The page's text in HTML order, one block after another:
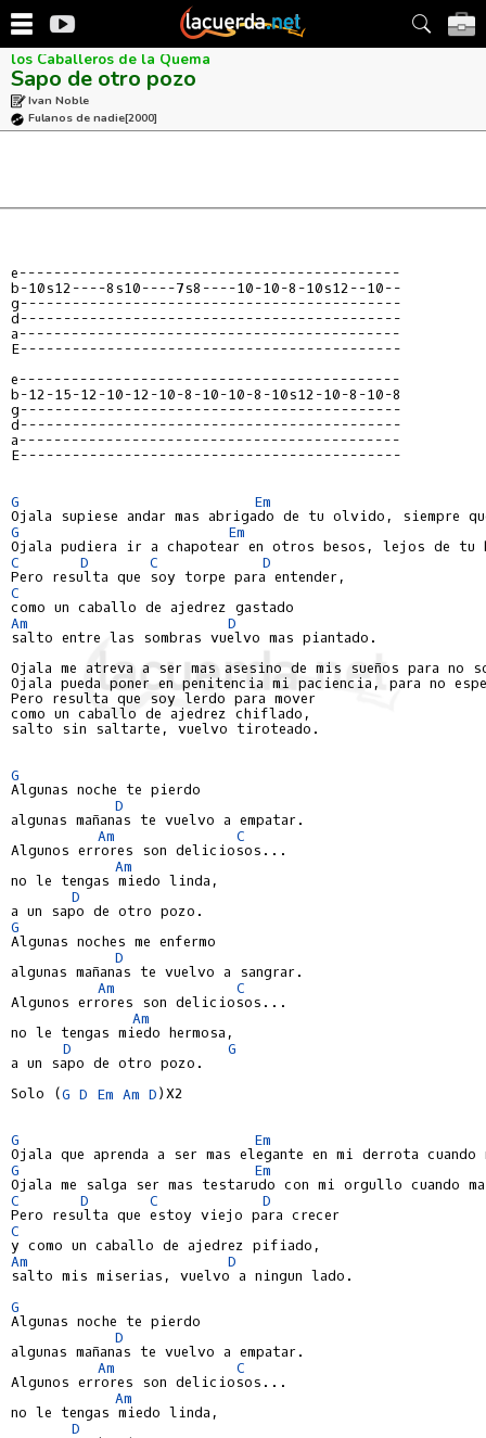
los Caballeros de la Quema
Sapo de otro pozo
Ivan Noble
Fulanos de nadie[2000]
e--------------------------------------------
b-10s12----8s10----7s8----10-10-8-10s12--10--
g--------------------------------------------
d--------------------------------------------
a--------------------------------------------
E--------------------------------------------
e--------------------------------------------
g--------------------------------------------
d--------------------------------------------
a--------------------------------------------
E--------------------------------------------
G
Em
G
Em
C
D C
D
C
Am
D
salto entre las sombras vuelvo mas piantado.
Ojala me atreva a ser mas asesino de mis sueños para no
Ojala pueda poner en penitencia mi paciencia, para no
Pero resulta que soy lerdo para mover
como un caballo de ajedrez chiflado,
salto sin saltarte, vuelvo tiroteado.
G
Algunas noche te pierdo
D
algunas mañanas te vuelvo a empatar.
Am
C
Algunos errores son deliciosos...
Am
no le tengas miedo linda,
D
G
Algunas noches me enfermo
D
algunas mañanas te vuelvo a sangrar.
Am
C
Algunos errores son deliciosos...
Am
no le tengas miedo hermosa,
D
G
a un sapo de otro pozo.
Solo (G D Em Am D)X2
G
Em
G
Em
C
D C
D
C
Am
D
salto mis miserias, vuelvo a ningun lado.
G
Algunas noche te pierdo
D
algunas mañanas te vuelvo a empatar.
Am
C
Algunos errores son deliciosos...
Am
no le tengas miedo linda,
D